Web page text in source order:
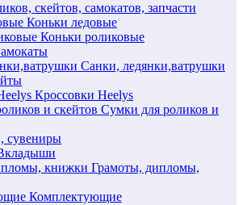
скейтов, самокатов, запчасти
Коньки ледовые
Коньки роликовые
Санки, ледянки,ватрушки
Кроссовки Heelys
Сумки для роликов и
сувениры
Грамоты, дипломы,
Комплектующие